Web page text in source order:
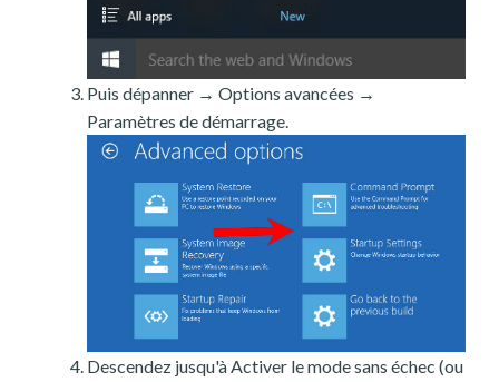
Puis dépanner → Options avancées →
Paramètres de démarrage.
Descendez jusqu'à Activer le mode sans échec (ou